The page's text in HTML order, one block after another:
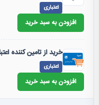
اعتباری
افزودن به سبد خرید
خرید از تامین کننده
اعتباری
افزودن به سبد خرید